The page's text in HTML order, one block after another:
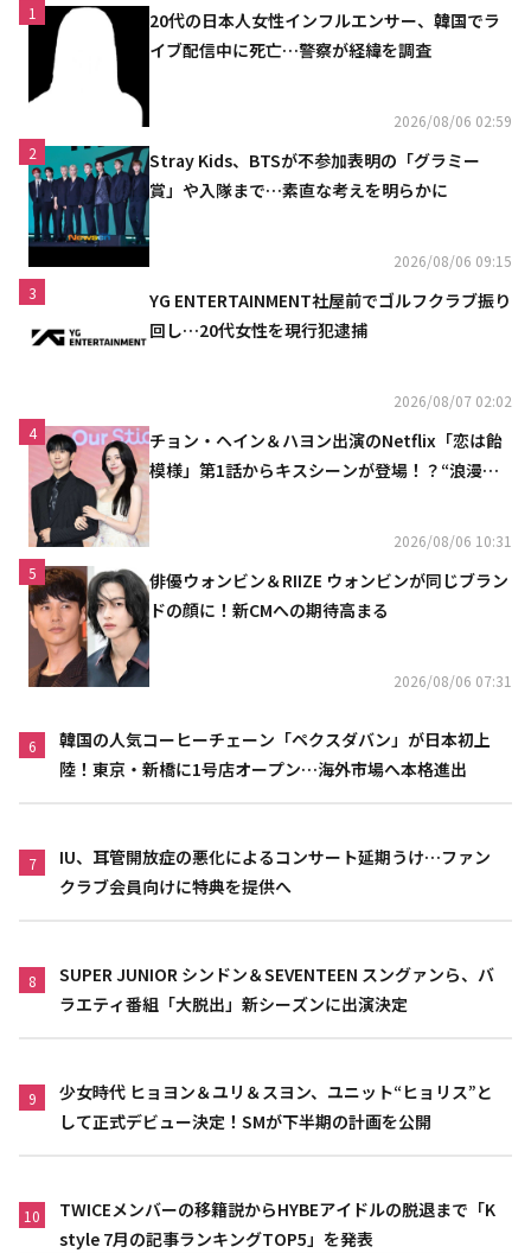
1
20代の日本人女性インフルエンサー、韓国でラ
イブ配信中に死亡…警察が経緯を調査
2026/08/06 02:59
2
Stray Kids、BTSが不参加表明の「グラミー
賞」や入隊まで…素直な考えを明らかに
2026/08/06 09:15
3
YG ENTERTAINMENT社屋前でゴルフクラブ振り
回し…20代女性を現行犯逮捕
2026/08/07 02:02
4
チョン・ヘイン＆ハヨン出演のNetflix「恋は飴
模様」第1話からキスシーンが登場！？“浪漫と
2026/08/06 10:31
5
俳優ウォンビン＆RIIZE ウォンビンが同じブラン
ドの顔に！新CMへの期待高まる
2026/08/06 07:31
6
韓国の人気コーヒーチェーン「ペクスダバン」が日本初上
陸！東京・新橋に1号店オープン…海外市場へ本格進出
7
IU、耳管開放症の悪化によるコンサート延期うけ…ファン
クラブ会員向けに特典を提供へ
8
SUPER JUNIOR シンドン＆SEVENTEEN スングァンら、バ
ラエティ番組「大脱出」新シーズンに出演決定
9
少女時代 ヒョヨン＆ユリ＆スヨン、ユニット“ヒョリス”と
して正式デビュー決定！SMが下半期の計画を公開
10
TWICEメンバーの移籍説からHYBEアイドルの脱退まで「K
style 7月の記事ランキングTOP5」を発表